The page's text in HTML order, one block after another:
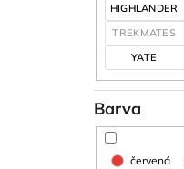
HIGHLANDER
TREKMATES
YATE
Barva
červená